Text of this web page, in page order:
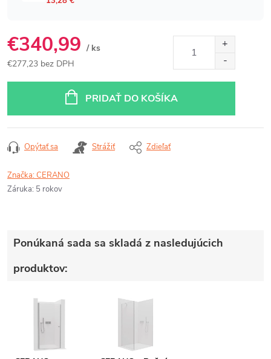
€340,99 / ks
€277,23 bez DPH
PRIDAŤ DO KOŠÍKA
Opýtať sa Strážiť Zdieľať
Značka:CERANO
Záruka: 5 rokov
Ponúkaná sada sa skladá z nasledujúcich
produktov: